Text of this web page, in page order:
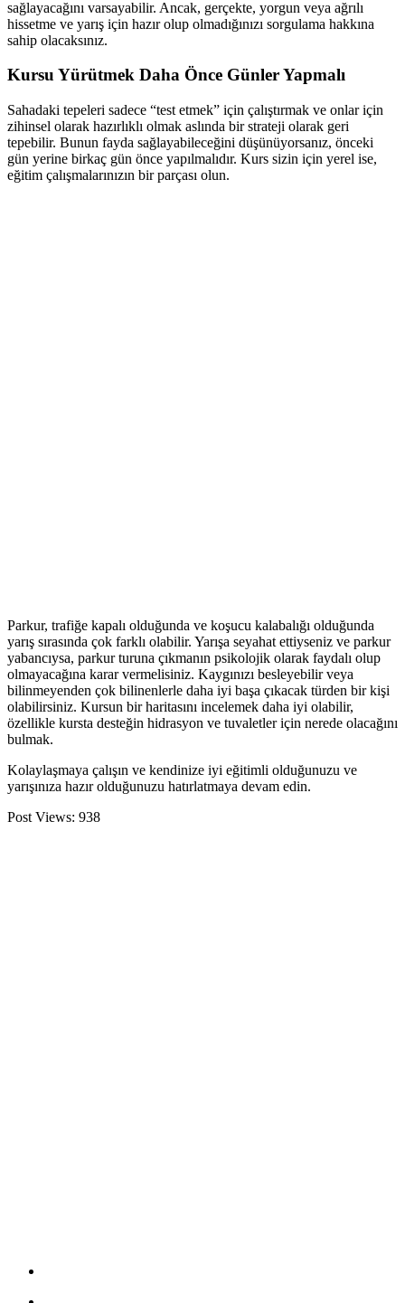
sağlayacağını varsayabilir. Ancak, gerçekte, yorgun veya ağrılı
hissetme ve yarış için hazır olup olmadığınızı sorgulama hakkına
sahip olacaksınız.
Kursu Yürütmek Daha Önce Günler Yapmalı
Sahadaki tepeleri sadece “test etmek” için çalıştırmak ve onlar için
zihinsel olarak hazırlıklı olmak aslında bir strateji olarak geri
tepebilir. Bunun fayda sağlayabileceğini düşünüyorsanız, önceki
gün yerine birkaç gün önce yapılmalıdır. Kurs sizin için yerel ise,
eğitim çalışmalarınızın bir parçası olun.
Parkur, trafiğe kapalı olduğunda ve koşucu kalabalığı olduğunda
yarış sırasında çok farklı olabilir. Yarışa seyahat ettiyseniz ve parkur
yabancıysa, parkur turuna çıkmanın psikolojik olarak faydalı olup
olmayacağına karar vermelisiniz. Kaygınızı besleyebilir veya
bilinmeyenden çok bilinenlerle daha iyi başa çıkacak türden bir kişi
olabilirsiniz. Kursun bir haritasını incelemek daha iyi olabilir,
özellikle kursta desteğin hidrasyon ve tuvaletler için nerede olacağını
bulmak.
Kolaylaşmaya çalışın ve kendinize iyi eğitimli olduğunuzu ve
yarışınıza hazır olduğunuzu hatırlatmaya devam edin.
Post Views: 938